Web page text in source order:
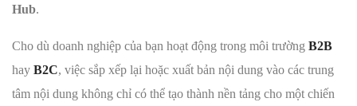
Hub.
Cho dù doanh nghiệp của bạn hoạt động trong môi trường B2B
hay B2C, việc sắp xếp lại hoặc xuất bản nội dung vào các trung
tâm nội dung không chỉ có thể tạo thành nền tảng cho một chiến